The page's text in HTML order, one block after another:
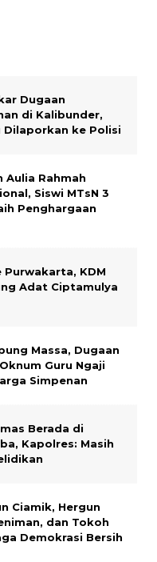
Dugaan
di Kalibunder,
Dilaporkan ke Polisi
Aulia Rahmah
Siswi MTsN 3
Penghargaan
KDM
Adat Ciptamulya
Massa, Dugaan
Guru Ngaji
Simpenan
Berada di
Kapolres: Masih
Ciamik, Hergun
dan Tokoh
Demokrasi Bersih